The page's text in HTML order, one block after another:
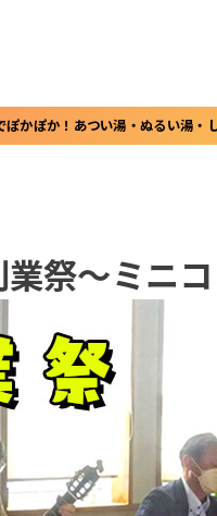
ぽかぽか！あつい湯・ぬるい湯・
祭～ミニ